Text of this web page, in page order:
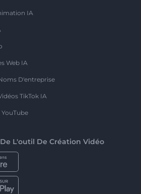
IA
Web IA
D'entreprise
TikTok IA
YouTube
L'outil De Création Vidéo